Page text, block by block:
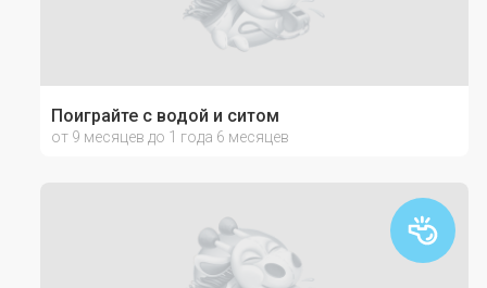
Поиграйте с водой и ситом
от 9 месяцев до 1 года 6 месяцев